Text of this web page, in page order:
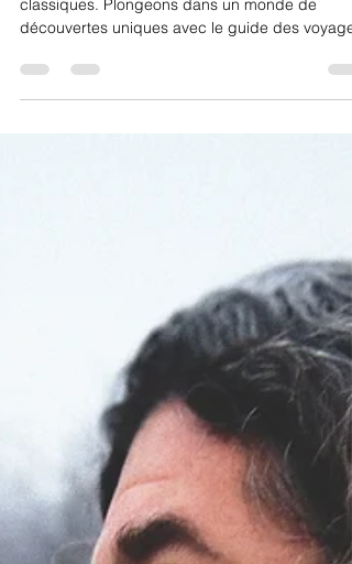
Voyager ne se limite pas aux destinations
classiques. Plongeons dans un monde de
les plus...